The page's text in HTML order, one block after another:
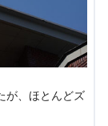
が、ほとんどズ